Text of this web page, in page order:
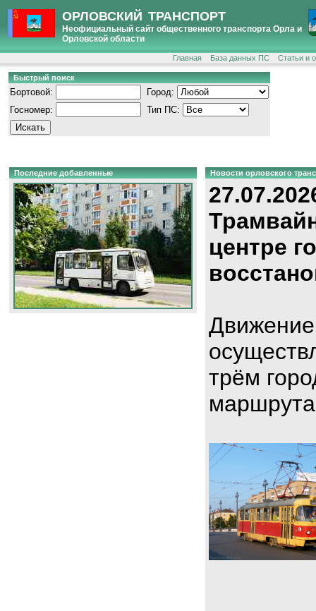
ОРЛОВСКИЙ ТРАНСПОРТ
Неофициальный сайт общественного транспорта Орла и
Орловской области
Главная База данных ПС Статьи и
Быстрый поиск
Бортовой:
Город:
Госномер:
Тип ПС:
Последние добавленные Новости орловского
центре
Движение
трём